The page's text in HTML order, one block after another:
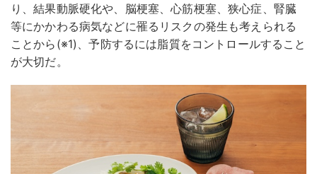
り、結果動脈硬化や、脳梗塞、心筋梗塞、狭心症、腎臓
等にかかわる病気などに罹るリスクの発生も考えられる
ことから(※1)、予防するには脂質をコントロールすること
が大切だ。